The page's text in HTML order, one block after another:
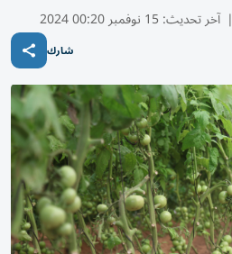
| آخر تحديث:15 نوفمبر 00:20 2024
شارك